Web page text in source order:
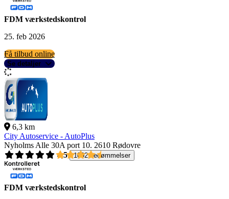
FDM værkstedskontrol
25. feb 2026
Få tilbud online
Se detaljer
6,3 km
City Autoservice - AutoPlus
Nyholms Alle 30A port 10. 2610 Rødovre
4,5
1092 bedømmelser
FDM værkstedskontrol